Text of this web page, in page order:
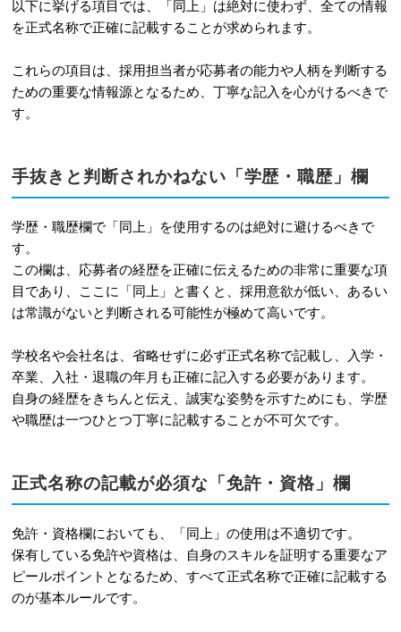
以下に挙げる項目では、「同上」は絶対に使わず、全ての情報
を正式名称で正確に記載することが求められます。
これらの項目は、採用担当者が応募者の能力や人柄を判断する
ための重要な情報源となるため、丁寧な記入を心がけるべきで
す。
手抜きと判断されかねない「学歴・職歴」欄
学歴・職歴欄で「同上」を使用するのは絶対に避けるべきで
す。
この欄は、応募者の経歴を正確に伝えるための非常に重要な項
目であり、ここに「同上」と書くと、採用意欲が低い、あるい
は常識がないと判断される可能性が極めて高いです。
学校名や会社名は、省略せずに必ず正式名称で記載し、入学・
卒業、入社・退職の年月も正確に記入する必要があります。
自身の経歴をきちんと伝え、誠実な姿勢を示すためにも、学歴
や職歴は一つひとつ丁寧に記載することが不可欠です。
正式名称の記載が必須な「免許・資格」欄
免許・資格欄においても、「同上」の使用は不適切です。
保有している免許や資格は、自身のスキルを証明する重要なア
ピールポイントとなるため、すべて正式名称で正確に記載する
のが基本ルールです。